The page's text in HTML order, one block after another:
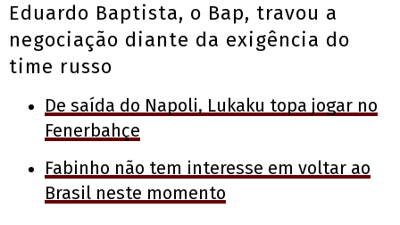
Eduardo Baptista, o Bap, travou a
negociação diante da exigência do
time russo
De saída do Napoli, Lukaku topa jogar no
Fenerbahçe
Fabinho não tem interesse em voltar ao
Brasil neste momento